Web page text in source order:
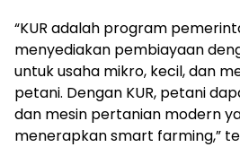
“KUR adalah program
menyediakan pembiayaan
untuk usaha mikro, kecil, dan
petani. Dengan KUR, petani
dan mesin pertanian modern
menerapkan smart farming,”